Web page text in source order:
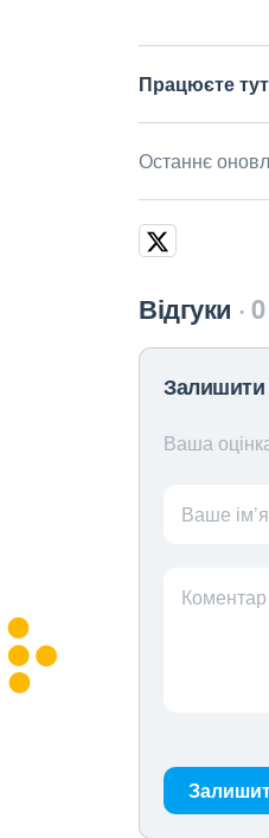
Працюєте
Останнє
Відгуки 0
Залишити
Ваша
Ваше ім’я
Коментар